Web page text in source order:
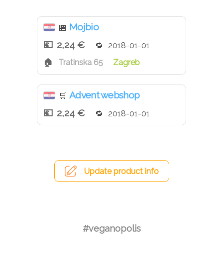
🏪 Mojbio
2,24 €
2018-01-01
Tratinska 65
Zagreb
🛒 Advent webshop
2,24 €
2018-01-01
Update product info
#veganopolis